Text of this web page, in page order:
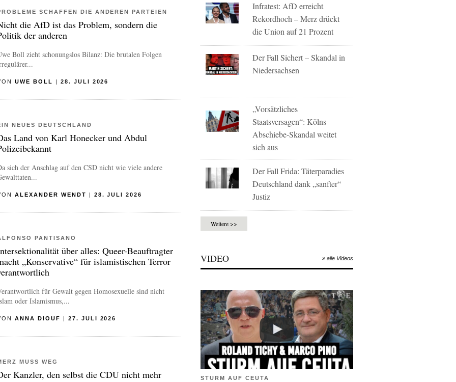
SCHAFFEN DIE ANDEREN PARTEIEN
die AfD ist das Problem, sondern die
der anderen
Boll zieht schonungslos Bilanz: Die brutalen Folgen
UWE BOLL | 28. JULI 2026
NEUES DEUTSCHLAND
Land von Karl Honecker und Abdul
sich der Anschlag auf den CSD nicht wie viele andere
ALEXANDER WENDT | 28. JULI 2026
PANTISANO
über alles: Queer-Beauftragter
„Konservative“ für islamistischen Terror
für Gewalt gegen Homosexuelle sind nicht
oder Islamismus,...
ANNA DIOUF | 27. JULI 2026
MUSS WEG
Kanzler, den selbst die CDU nicht mehr
Infratest: AfD erreicht
Rekordhoch – Merz drückt
die Union auf 21 Prozent
Der Fall Sichert – Skandal in
Niedersachsen
„Vorsätzliches
Staatsversagen“: Kölns
Abschiebe-Skandal weitet
sich aus
Der Fall Frida: Täterparadies
Deutschland dank „sanfter“
Justiz
Weitere >>
VIDEO » alle Videos
STURM AUF CEUTA